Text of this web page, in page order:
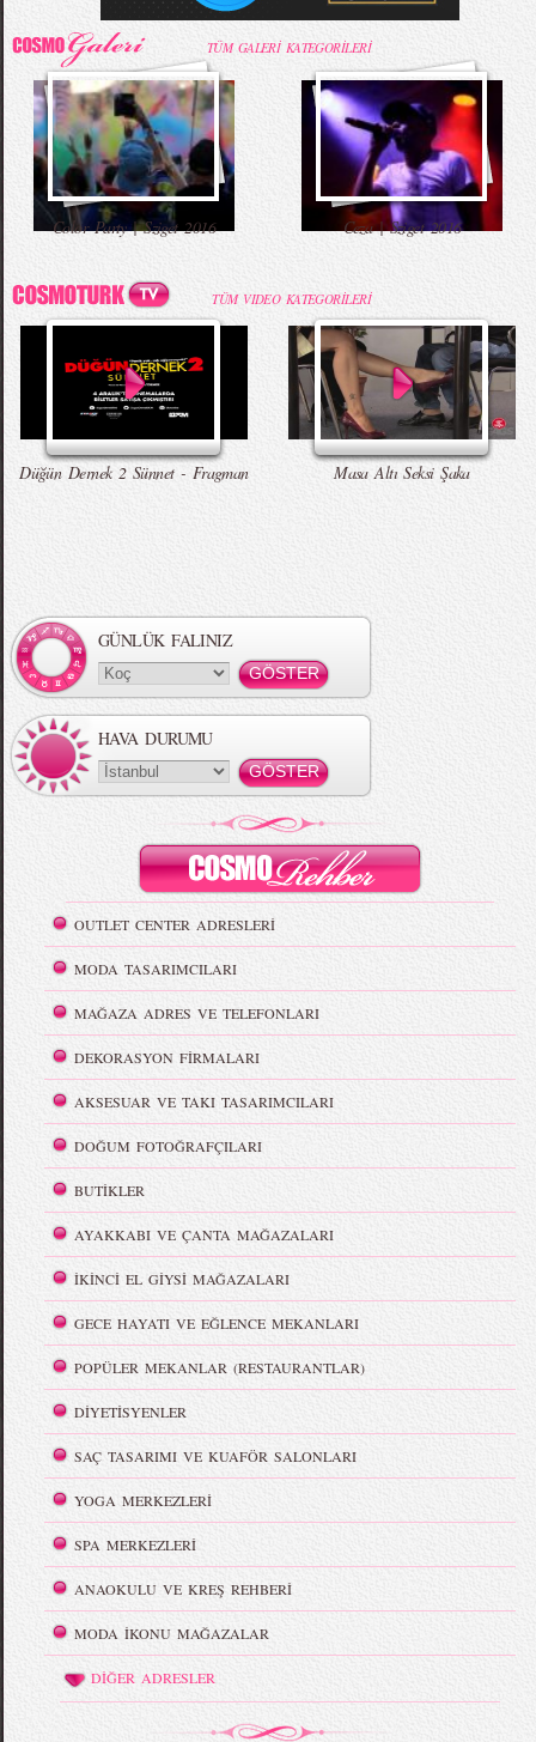
TÜM GALERİ KATEGORİLERİ
Color Party | Sziget 2016 Ceza | Sziget 2016
TÜM VIDEO KATEGORİLERİ
Düğün Dernek 2 Sünnet - Fragman Masa Altı Seksi Şaka
GÜNLÜK FALINIZ
HAVA DURUMU
OUTLET CENTER ADRESLERİ
MODA TASARIMCILARI
MAĞAZA ADRES VE TELEFONLARI
DEKORASYON FİRMALARI
AKSESUAR VE TAKI TASARIMCILARI
DOĞUM FOTOĞRAFÇILARI
BUTİKLER
AYAKKABI VE ÇANTA MAĞAZALARI
İKİNCİ EL GİYSİ MAĞAZALARI
GECE HAYATI VE EĞLENCE MEKANLARI
POPÜLER MEKANLAR (RESTAURANTLAR)
DİYETİSYENLER
SAÇ TASARIMI VE KUAFÖR SALONLARI
YOGA MERKEZLERİ
SPA MERKEZLERİ
ANAOKULU VE KREŞ REHBERİ
MODA İKONU MAĞAZALAR
DİĞER ADRESLER